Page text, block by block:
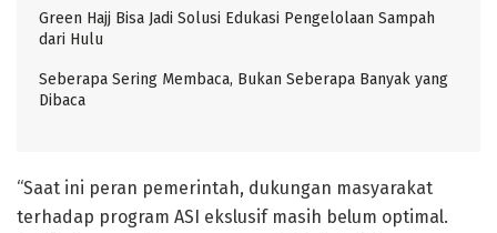
Green Hajj Bisa Jadi Solusi Edukasi Pengelolaan Sampah
dari Hulu
Seberapa Sering Membaca, Bukan Seberapa Banyak yang
Dibaca
“Saat ini peran pemerintah, dukungan masyarakat
terhadap program ASI ekslusif masih belum optimal.